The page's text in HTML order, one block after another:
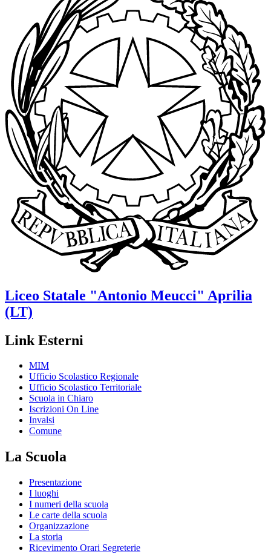
Liceo Statale "Antonio Meucci" Aprilia
(LT)
Link Esterni
MIM
Ufficio Scolastico Regionale
Ufficio Scolastico Territoriale
Scuola in Chiaro
Iscrizioni On Line
Invalsi
Comune
La Scuola
Presentazione
I luoghi
I numeri della scuola
Le carte della scuola
Organizzazione
La storia
Ricevimento Orari Segreterie